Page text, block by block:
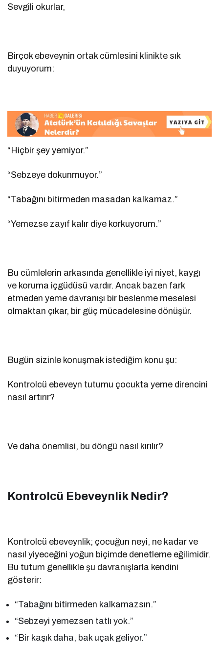
Sevgili okurlar,
Birçok ebeveynin ortak cümlesini klinikte sık
duyuyorum:
“Hiçbir şey yemiyor.”
“Sebzeye dokunmuyor.”
“Tabağını bitirmeden masadan kalkamaz.”
“Yemezse zayıf kalır diye korkuyorum.”
Bu cümlelerin arkasında genellikle iyi niyet, kaygı
ve koruma içgüdüsü vardır. Ancak bazen fark
etmeden yeme davranışı bir beslenme meselesi
olmaktan çıkar, bir güç mücadelesine dönüşür.
Bugün sizinle konuşmak istediğim konu şu:
Kontrolcü ebeveyn tutumu çocukta yeme direncini
nasıl artırır?
Ve daha önemlisi, bu döngü nasıl kırılır?
Kontrolcü Ebeveynlik Nedir?
Kontrolcü ebeveynlik; çocuğun neyi, ne kadar ve
nasıl yiyeceğini yoğun biçimde denetleme eğilimidir.
Bu tutum genellikle şu davranışlarla kendini
gösterir:
“Tabağını bitirmeden kalkamazsın.”
“Sebzeyi yemezsen tatlı yok.”
“Bir kaşık daha, bak uçak geliyor.”